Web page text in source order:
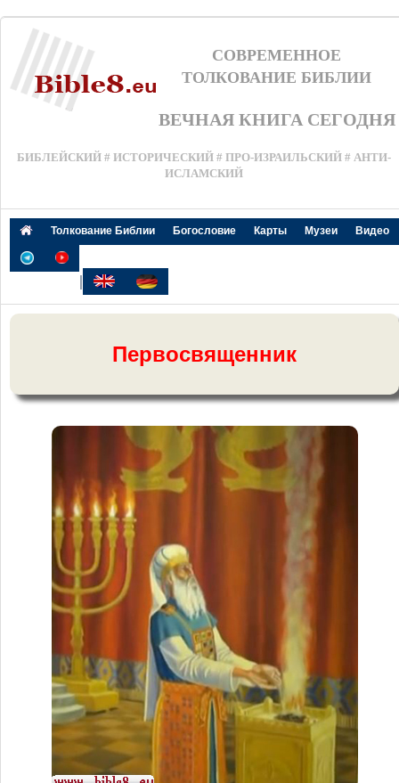
СОВРЕМЕННОЕ
ТОЛКОВАНИЕ БИБЛИИ
ВЕЧНАЯ КНИГА СЕГОДНЯ
БИБЛЕЙСКИЙ # ИСТОРИЧЕСКИЙ # ПРО-ИЗРАИЛЬСКИЙ # АНТИ-
ИСЛАМСКИЙ
Толкование Библии Богословие Карты Музеи Видео
|
Первосвященник